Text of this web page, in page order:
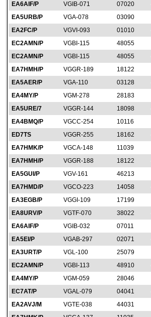
EA6AIF/P
VGIB-071 07020
EA5URB/P
VGA-078 03090
EA2FC/P
VGVI-093 01010
EC2AMN/P
VGBI-115 48055
EC2AMN/P
VGBI-115 48055
EA7HMH/P
VGGR-189 18122
EA5AER/P
VGA-110 03128
EA4MY/P
VGM-278 28183
EA5URE/7
VGGR-144 18098
EA4BMQ/P
VGCC-254 10116
ED7TS
VGGR-255 18162
EA7HMK/P
VGCA-148 11039
EA7HMH/P
VGGR-188 18122
EA5GUI/P
VGV-161 46213
EA7HMD/P
VGCO-223 14058
EA3EGB/P
VGGI-109 17199
EA8URV/P
VGTF-070 38022
EA6AIF/P
VGIB-032 07011
EA5EI/P
VGAB-297 02071
EA3URT/P
VGL-100 25079
EC2AMN/P
VGBI-113 48910
EA4MY/P
VGM-059 28046
EC7AT/P
VGAL-079 04041
EA2AVJ/M
VGTE-038 44031